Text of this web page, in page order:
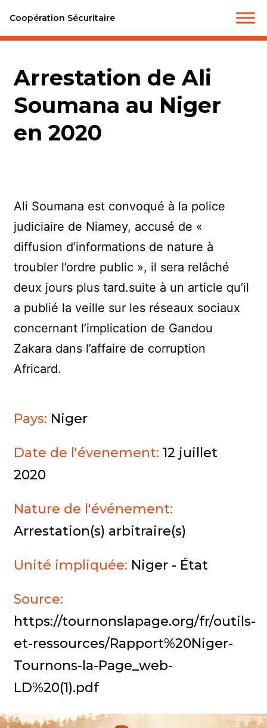
Coopération Sécuritaire
Arrestation de Ali
Soumana au Niger
en 2020
Ali Soumana est convoqué à la police
judiciaire de Niamey, accusé de «
diffusion d’informations de nature à
troubler l’ordre public », il sera relâché
deux jours plus tard.suite à un article qu’il
a publié la veille sur les réseaux sociaux
concernant l’implication de Gandou
Zakara dans l’affaire de corruption
Africard.
Pays: Niger
Date de l'évenement:12 juillet
2020
Nature de l'événement:
Arrestation(s) arbitraire(s)
Unité impliquée: Niger - État
Source:
https://tournonslapage.org/fr/outils-
et-ressources/Rapport%20Niger-
Tournons-la-Page_web-
LD%20(1).pdf